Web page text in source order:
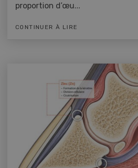
proportion d’œu...
CONTINUER À LIRE